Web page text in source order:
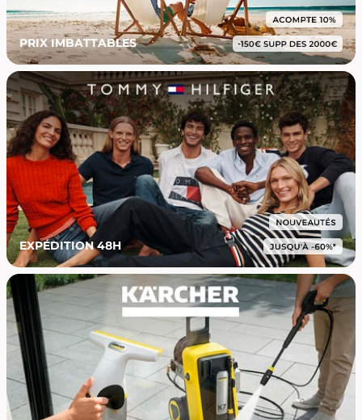
PRIX IMBATTABLES
EXPÉDITION 48H